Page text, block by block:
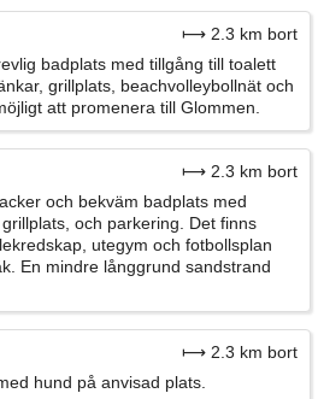
⟼ 2.3 km bort
badplats med tillgång till toalett
grillplats, beachvolleybollnät och
att promenera till Glommen.
⟼ 2.3 km bort
och bekväm badplats med
och parkering. Det finns
utegym och fotbollsplan
En mindre långgrund sandstrand
⟼ 2.3 km bort
hund på anvisad plats.